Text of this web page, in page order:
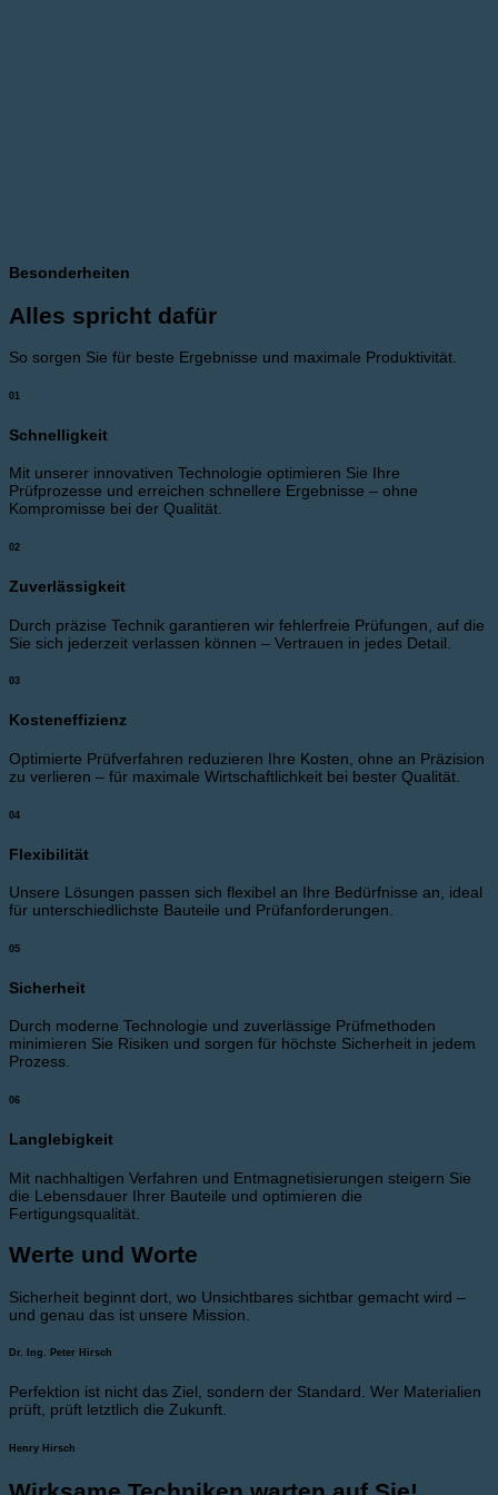
Besonderheiten
Alles spricht dafür
So sorgen Sie für beste Ergebnisse und maximale Produktivität.
01
Schnelligkeit
Mit unserer innovativen Technologie optimieren Sie Ihre
Prüfprozesse und erreichen schnellere Ergebnisse – ohne
Kompromisse bei der Qualität.
02
Zuverlässigkeit
Durch präzise Technik garantieren wir fehlerfreie Prüfungen, auf die
Sie sich jederzeit verlassen können – Vertrauen in jedes Detail.
03
Kosteneffizienz
Optimierte Prüfverfahren reduzieren Ihre Kosten, ohne an Präzision
zu verlieren – für maximale Wirtschaftlichkeit bei bester Qualität.
04
Flexibilität
Unsere Lösungen passen sich flexibel an Ihre Bedürfnisse an, ideal
für unterschiedlichste Bauteile und Prüfanforderungen.
05
Sicherheit
Durch moderne Technologie und zuverlässige Prüfmethoden
minimieren Sie Risiken und sorgen für höchste Sicherheit in jedem
Prozess.
06
Langlebigkeit
Mit nachhaltigen Verfahren und Entmagnetisierungen steigern Sie
die Lebensdauer Ihrer Bauteile und optimieren die
Fertigungsqualität.
Werte und Worte
Sicherheit beginnt dort, wo Unsichtbares sichtbar gemacht wird –
und genau das ist unsere Mission.
Dr. Ing. Peter Hirsch
Perfektion ist nicht das Ziel, sondern der Standard. Wer Materialien
prüft, prüft letztlich die Zukunft.
Henry Hirsch